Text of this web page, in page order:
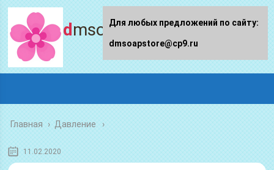
dmsoapstore.ru
Главная › Давление
11.02.2020
Для любых предложений по сайту:
dmsoapstore@cp9.ru